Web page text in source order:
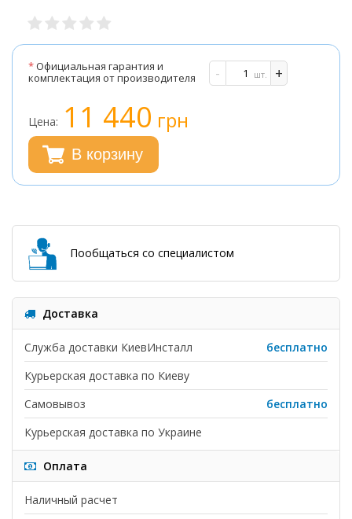
*Официальная гарантия и
комплектация от производителя
- +
шт.
Цена: 11 440 грн
В корзину
Пообщаться со специалистом
Доставка
Служба доставки КиевИнсталл
бесплатно
Курьерская доставка по Киеву
Самовывоз
бесплатно
Курьерская доставка по Украине
Оплата
Наличный расчет